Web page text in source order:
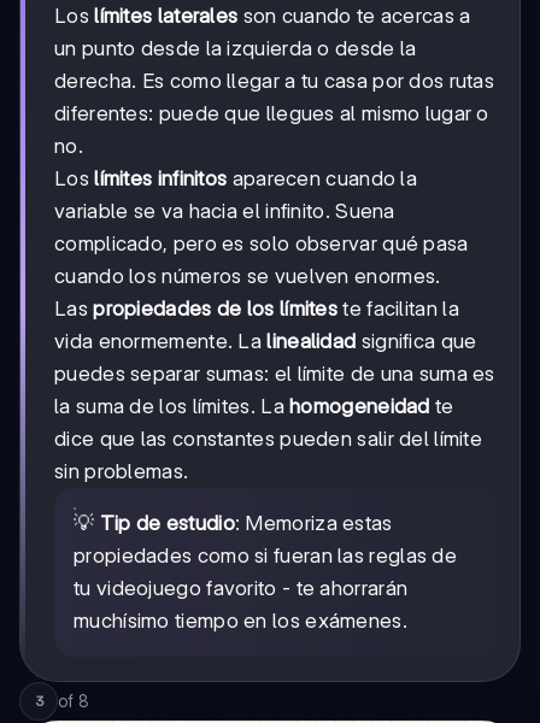
Loslímites laterales son cuando te acercas a
un punto desde la izquierda o desde la
derecha. Es como llegar a tu casa por dos rutas
diferentes: puede que llegues al mismo lugar o
no.
Loslímites infinitos aparecen cuando la
variable se va hacia el infinito. Suena
complicado, pero es solo observar qué pasa
cuando los números se vuelven enormes.
Laspropiedades de los límites te facilitan la
vida enormemente. Lalinealidad significa que
puedes separar sumas: el límite de una suma es
la suma de los límites. La homogeneidad te
dice que las constantes pueden salir del límite
sin problemas.
💡 Tip de estudio: Memoriza estas
propiedades como si fueran las reglas de
tu videojuego favorito - te ahorrarán
muchísimo tiempo en los exámenes.
3 of 8